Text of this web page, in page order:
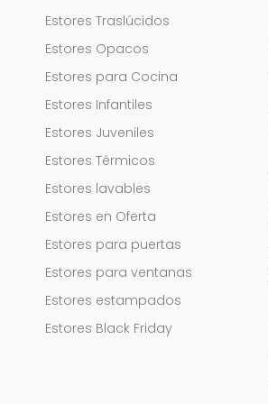
Estores Traslúcidos
Estores Opacos
Estores para Cocina
Estores Infantiles
Estores Juveniles
Estores Térmicos
Estores lavables
Estores en Oferta
Estores para puertas
Estores para ventanas
Estores estampados
Estores Black Friday